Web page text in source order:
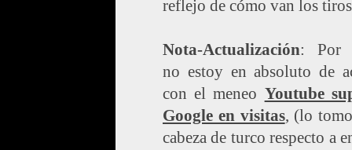
reflejo de cómo van los
Nota-Actualización: Por
no estoy en absoluto de
con el meneo Youtube
Google en visitas, (lo
cabeza de turco respecto a